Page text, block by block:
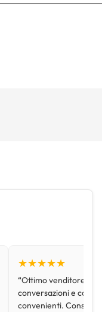
★★★★★
“Ottimo venditore,
conversazioni e con
convenienti.